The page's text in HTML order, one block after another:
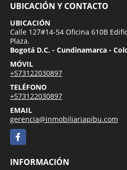
UBICACIÓN Y CONTACTO
UBICACIÓN
Calle 127#14-54 Oficina 610B
Plaza.
Bogotá D.C. - Cundinamarca -
MÓVIL
+573122030897
TELÉFONO
+573122030897
EMAIL
gerencia@inmobiliariapibu.com
Facebook
INFORMACIÓN